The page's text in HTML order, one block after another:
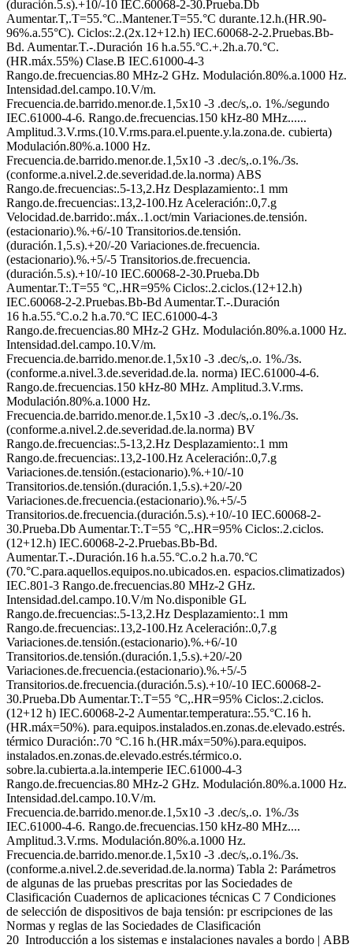
(duración.5.s).+10/-10 IEC.60068-2-30.Prueba.Db
Aumentar.T,.T=55.°C..Mantener.T=55.°C durante.12.h.(HR.90-
96%.a.55°C). Ciclos:.2.(2x.12+12.h) IEC.60068-2-2.Pruebas.Bb-
Bd. Aumentar.T.-.Duración 16 h.a.55.°C.+.2h.a.70.°C.
(HR.máx.55%) Clase.B IEC.61000-4-3
Rango.de.frecuencias.80 MHz-2 GHz. Modulación.80%.a.1000 Hz.
Intensidad.del.campo.10.V/m.
Frecuencia.de.barrido.menor.de.1,5x10 -3 .dec/s,.o. 1%./segundo
IEC.61000-4-6. Rango.de.frecuencias.150 kHz-80 MHz......
Amplitud.3.V.rms.(10.V.rms.para.el.puente.y.la.zona.de. cubierta)
Modulación.80%.a.1000 Hz.
Frecuencia.de.barrido.menor.de.1,5x10 -3 .dec/s,.o.1%./3s.
(conforme.a.nivel.2.de.severidad.de.la.norma) ABS
Rango.de.frecuencias:.5-13,2.Hz Desplazamiento:.1 mm
Rango.de.frecuencias:.13,2-100.Hz Aceleración:.0,7.g
Velocidad.de.barrido:.máx..1.oct/min Variaciones.de.tensión.
(estacionario).%.+6/-10 Transitorios.de.tensión.
(duración.1,5.s).+20/-20 Variaciones.de.frecuencia.
(estacionario).%.+5/-5 Transitorios.de.frecuencia.
(duración.5.s).+10/-10 IEC.60068-2-30.Prueba.Db
Aumentar.T:.T=55 °C,.HR=95% Ciclos:.2.ciclos.(12+12.h)
IEC.60068-2-2.Pruebas.Bb-Bd Aumentar.T.-.Duración
16 h.a.55.°C.o.2 h.a.70.°C IEC.61000-4-3
Rango.de.frecuencias.80 MHz-2 GHz. Modulación.80%.a.1000 Hz.
Intensidad.del.campo.10.V/m.
Frecuencia.de.barrido.menor.de.1,5x10 -3 .dec/s,.o. 1%./3s.
(conforme.a.nivel.3.de.severidad.de.la. norma) IEC.61000-4-6.
Rango.de.frecuencias.150 kHz-80 MHz. Amplitud.3.V.rms.
Modulación.80%.a.1000 Hz.
Frecuencia.de.barrido.menor.de.1,5x10 -3 .dec/s,.o.1%./3s.
(conforme.a.nivel.2.de.severidad.de.la.norma) BV
Rango.de.frecuencias:.5-13,2.Hz Desplazamiento:.1 mm
Rango.de.frecuencias:.13,2-100.Hz Aceleración:.0,7.g
Variaciones.de.tensión.(estacionario).%.+10/-10
Transitorios.de.tensión.(duración.1,5.s).+20/-20
Variaciones.de.frecuencia.(estacionario).%.+5/-5
Transitorios.de.frecuencia.(duración.5.s).+10/-10 IEC.60068-2-
30.Prueba.Db Aumentar.T:.T=55 °C,.HR=95% Ciclos:.2.ciclos.
(12+12.h) IEC.60068-2-2.Pruebas.Bb-Bd.
Aumentar.T.-.Duración.16 h.a.55.°C.o.2 h.a.70.°C
(70.°C.para.aquellos.equipos.no.ubicados.en. espacios.climatizados)
IEC.801-3 Rango.de.frecuencias.80 MHz-2 GHz.
Intensidad.del.campo.10.V/m No.disponible GL
Rango.de.frecuencias:.5-13,2.Hz Desplazamiento:.1 mm
Rango.de.frecuencias:.13,2-100.Hz Aceleración:.0,7.g
Variaciones.de.tensión.(estacionario).%.+6/-10
Transitorios.de.tensión.(duración.1,5.s).+20/-20
Variaciones.de.frecuencia.(estacionario).%.+5/-5
Transitorios.de.frecuencia.(duración.5.s).+10/-10 IEC.60068-2-
30.Prueba.Db Aumentar.T:.T=55 °C,.HR=95% Ciclos:.2.ciclos.
(12+12 h) IEC.60068-2-2 Aumentar.temperatura:.55.°C.16 h.
(HR.máx=50%). para.equipos.instalados.en.zonas.de.elevado.estrés.
térmico Duración:.70 °C.16 h.(HR.máx=50%).para.equipos.
instalados.en.zonas.de.elevado.estrés.térmico.o.
sobre.la.cubierta.a.la.intemperie IEC.61000-4-3
Rango.de.frecuencias.80 MHz-2 GHz. Modulación.80%.a.1000 Hz.
Intensidad.del.campo.10.V/m.
Frecuencia.de.barrido.menor.de.1,5x10 -3 .dec/s,.o. 1%./3s
IEC.61000-4-6. Rango.de.frecuencias.150 kHz-80 MHz....
Amplitud.3.V.rms. Modulación.80%.a.1000 Hz.
Frecuencia.de.barrido.menor.de.1,5x10 -3 .dec/s,.o.1%./3s.
(conforme.a.nivel.2.de.severidad.de.la.norma) Tabla 2: Parámetros
de algunas de las pruebas prescritas por las Sociedades de
Clasificación Cuadernos de aplicaciones técnicas C 7 Condiciones
de selección de dispositivos de baja tensión: pr escripciones de las
Normas y reglas de las Sociedades de Clasificación
20 Introducción a los sistemas e instalaciones navales a bordo |